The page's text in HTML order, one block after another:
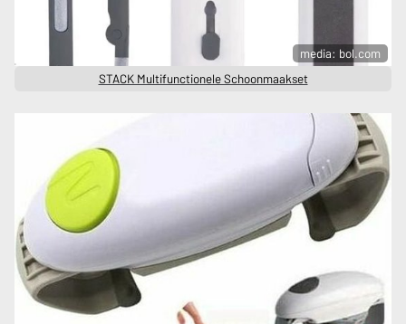
media: bol.com
STACK Multifunctionele Schoonmaakset